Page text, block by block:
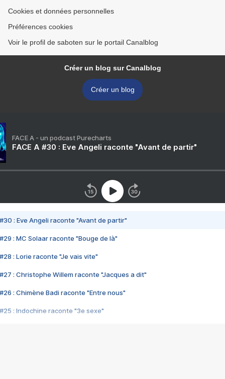
Cookies et données personnelles
Préférences cookies
Voir le profil de saboten sur le portail Canalblog
Créer un blog sur Canalblog
Créer un blog
FACE A - un podcast Purecharts
FACE A #30 : Eve Angeli raconte "Avant de partir"
#30 : Eve Angeli raconte "Avant de partir"
#29 : MC Solaar raconte "Bouge de là"
#28 : Lorie raconte "Je vais vite"
#27 : Christophe Willem raconte "Jacques a dit"
#26 : Chimène Badi raconte "Entre nous"
#25 : Indochine raconte "3e sexe"